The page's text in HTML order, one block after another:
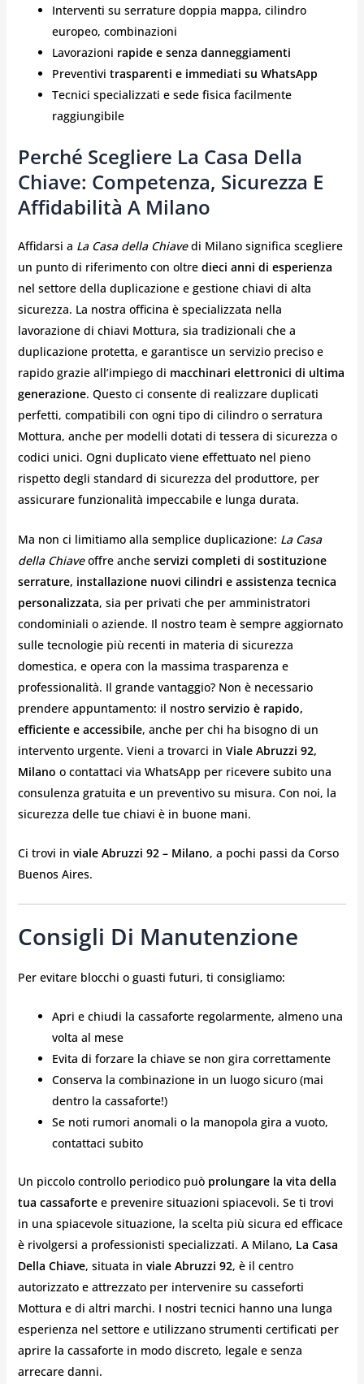
Interventi su serrature doppia mappa, cilindro
europeo, combinazioni
Lavorazioni rapide e senza danneggiamenti
Preventivi trasparenti e immediati su WhatsApp
Tecnici specializzati e sede fisica facilmente
raggiungibile
Perché Scegliere La Casa Della
Chiave: Competenza, Sicurezza E
Affidabilità A Milano
Affidarsi a La Casa della Chiavedi Milano significa scegliere
un punto di riferimento con oltre dieci anni di esperienza
nel settore della duplicazione e gestione chiavi di alta
sicurezza. La nostra officina è specializzata nella
lavorazione di chiavi Mottura, sia tradizionali che a
duplicazione protetta, e garantisce un servizio preciso e
rapido grazie all’impiego di macchinari elettronici di ultima
generazione. Questo ci consente di realizzare duplicati
perfetti, compatibili con ogni tipo di cilindro o serratura
Mottura, anche per modelli dotati di tessera di sicurezza o
codici unici. Ogni duplicato viene effettuato nel pieno
rispetto degli standard di sicurezza del produttore, per
assicurare funzionalità impeccabile e lunga durata.
Ma non ci limitiamo alla semplice duplicazione: La Casa
della Chiaveoffre anche servizi completi di sostituzione
serrature, installazione nuovi cilindri e assistenza tecnica
personalizzata, sia per privati che per amministratori
condominiali o aziende. Il nostro team è sempre aggiornato
sulle tecnologie più recenti in materia di sicurezza
domestica, e opera con la massima trasparenza e
professionalità. Il grande vantaggio? Non è necessario
prendere appuntamento: il nostro servizio è rapido,
efficiente e accessibile, anche per chi ha bisogno di un
intervento urgente. Vieni a trovarci in Viale Abruzzi 92,
Milano o contattaci via WhatsApp per ricevere subito una
consulenza gratuita e un preventivo su misura. Con noi, la
sicurezza delle tue chiavi è in buone mani.
Ci trovi in viale Abruzzi 92 – Milano, a pochi passi da Corso
Buenos Aires.
Consigli Di Manutenzione
Per evitare blocchi o guasti futuri, ti consigliamo:
Apri e chiudi la cassaforte regolarmente, almeno una
volta al mese
Evita di forzare la chiave se non gira correttamente
Conserva la combinazione in un luogo sicuro (mai
dentro la cassaforte!)
Se noti rumori anomali o la manopola gira a vuoto,
contattaci subito
Un piccolo controllo periodico può prolungare la vita della
tua cassafortee prevenire situazioni spiacevoli. Se ti trovi
in una spiacevole situazione, la scelta più sicura ed efficace
è rivolgersi a professionisti specializzati. A Milano, La Casa
Della Chiave, situata in viale Abruzzi 92, è il centro
autorizzato e attrezzato per intervenire su casseforti
Mottura e di altri marchi. I nostri tecnici hanno una lunga
esperienza nel settore e utilizzano strumenti certificati per
aprire la cassaforte in modo discreto, legale e senza
arrecare danni.